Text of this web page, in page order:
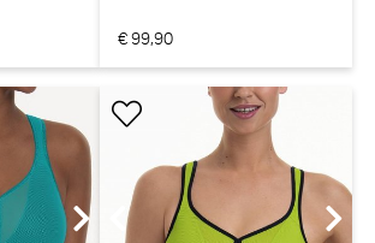
€ 99,90